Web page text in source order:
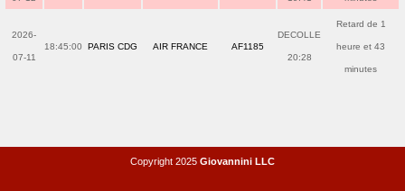
2026-
07-11
18:45:00 PARIS CDG AIR FRANCE AF1185
DECOLLE
20:28
Retard de 1
heure et 43
minutes
Copyright 2025 Giovannini LLC